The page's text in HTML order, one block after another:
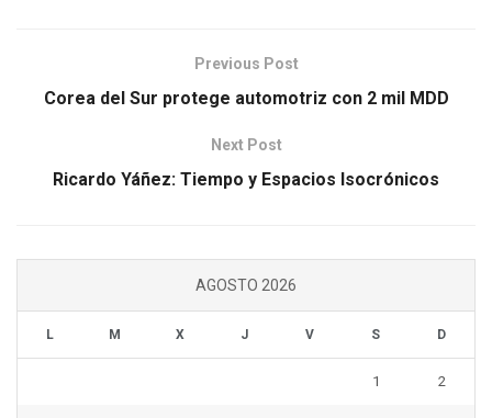
Previous Post
Corea del Sur protege automotriz con 2 mil MDD
Next Post
Ricardo Yáñez: Tiempo y Espacios Isocrónicos
AGOSTO 2026
L M X J V S D
1 2